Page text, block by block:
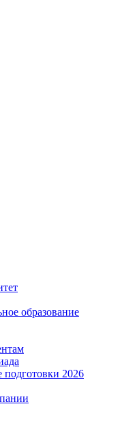
образование
подготовки 2026